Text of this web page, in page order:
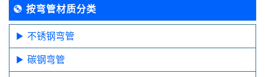
按弯管材质分类
不锈钢弯管
碳钢弯管